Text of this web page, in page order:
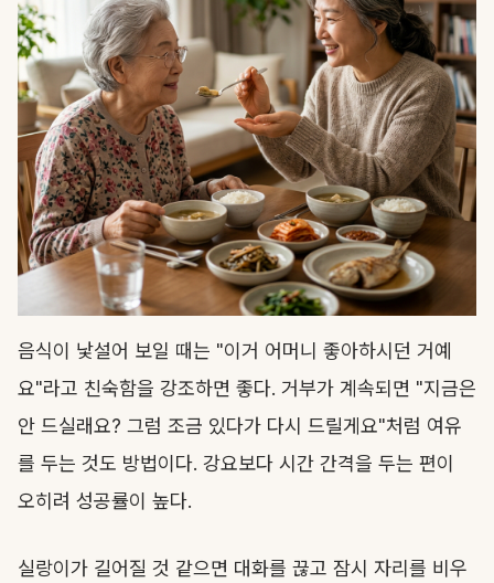
음식이 낯설어 보일 때는 "이거 어머니 좋아하시던 거예
요"라고 친숙함을 강조하면 좋다. 거부가 계속되면 "지금은
안 드실래요? 그럼 조금 있다가 다시 드릴게요"처럼 여유
를 두는 것도 방법이다. 강요보다 시간 간격을 두는 편이
오히려 성공률이 높다.
실랑이가 길어질 것 같으면 대화를 끊고 잠시 자리를 비우